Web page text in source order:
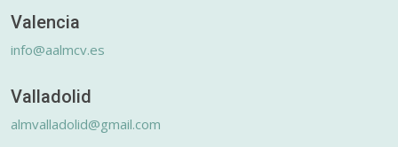
Valencia
info@aalmcv.es
Valladolid
almvalladolid@gmail.com